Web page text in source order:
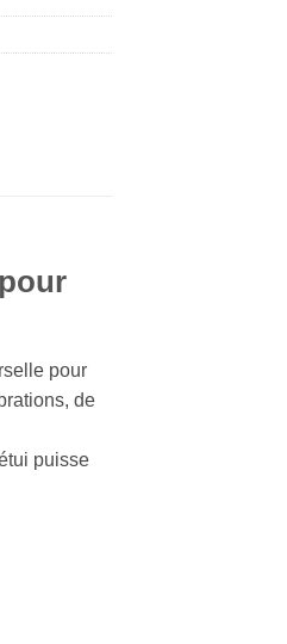
pour
de
puisse